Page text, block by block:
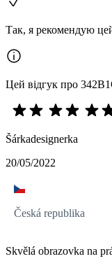
Так, я рекомендую
Цей відгук про
Šárkadesignerka
20/05/2022
Česká republika
Skvělá obrazovka na